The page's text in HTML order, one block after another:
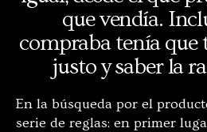
que vendía.
compraba tenía que
justo y saber la
En la búsqueda por el
serie de reglas: en primer